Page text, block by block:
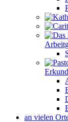
an vielen